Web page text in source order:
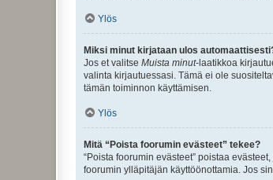
Ylös
Miksi minut kirjataan ulos
Jos et valitse Muista minut-laatikkoa
valinta kirjautuessasi. Tämä ei ole
tämän toiminnon käyttämisen.
Ylös
Mitä “Poista foorumin evästeet” tekee?
“Poista foorumin evästeet” poistaa
foorumin ylläpitäjän käyttöönottamia. Jos